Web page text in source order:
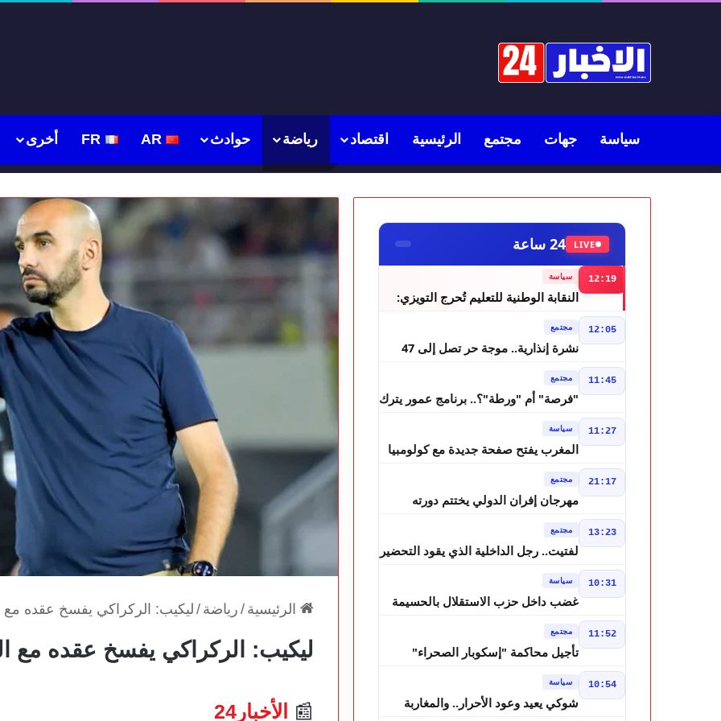
سياسة جهات مجتمع الرئيسية اقتصاد رياضة حوادث AR
FR أخرى
الرئيسية / رياضة /ليكيب: الركراكي يفسخ عقده مع
ليكيب: الركراكي يفسخ عقده مع
📰
الأخبار24
LIVE 24 ساعة
12:19 سياسة
النقابة الوطنية للتعليم تُحرج التويزي:
12:05 مجتمع
نشرة إنذارية.. موجة حر تصل إلى 47
بالمغرب
11:45 مجتمع
"فرصة" أم "ورطة"؟.. برنامج عمور يترك
11:27 سياسة
المغرب يفتح صفحة جديدة مع كولومبيا
21:17 مجتمع
مهرجان إفران الدولي يختتم دورته
تخطف الأضواء
13:23 مجتمع
لفتيت.. رجل الداخلية الذي يقود التحضير
10:31 سياسة
غضب داخل حزب الاستقلال بالحسيمة
الانتخابات التشريعية
11:52 مجتمع
تأجيل محاكمة "إسكوبار الصحراء"
حالة سراح
10:54 سياسة
شوكي يعيد وعود الأحرار.. والمغاربة